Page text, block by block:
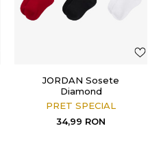
JORDAN Sosete
Diamond
PRET SPECIAL
34,99 RON